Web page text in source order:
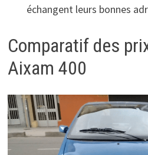
échangent leurs bonnes
Comparatif des
Aixam 400